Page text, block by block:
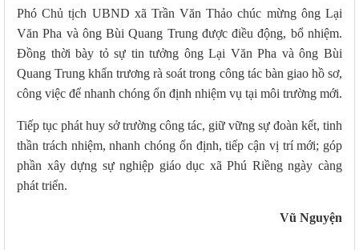
Phó Chủ tịch UBND xã Trần Văn Thảo chúc mừng ông Lại
Văn Pha và ông Bùi Quang Trung được điều động, bổ nhiệm.
Đồng thời bày tỏ sự tin tưởng ông Lại Văn Pha và ông Bùi
Quang Trung khẩn trương rà soát trong công tác bàn giao hồ sơ,
công việc để nhanh chóng ổn định nhiệm vụ tại môi trường mới.
Tiếp tục phát huy sở trường công tác, giữ vững sự đoàn kết, tinh
thần trách nhiệm, nhanh chóng ổn định, tiếp cận vị trí mới; góp
phần xây dựng sự nghiệp giáo dục xã Phú Riềng ngày càng
phát triển.
Vũ Nguyện